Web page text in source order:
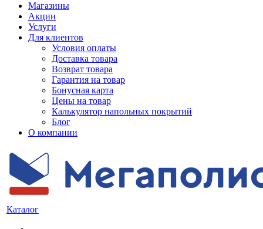
Магазины
Акции
Услуги
Для клиентов
Условия оплаты
Доставка товара
Возврат товара
Гарантия на товар
Бонусная карта
Цены на товар
Калькулятор напольных покрытий
Блог
О компании
Каталог